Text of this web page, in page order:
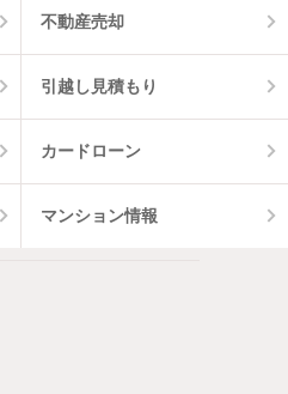
不動産売却
引越し見積もり
カードローン
マンション情報